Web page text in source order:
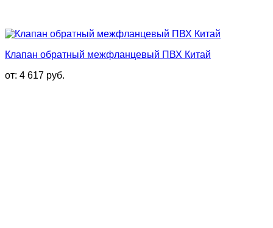
Клапан обратный межфланцевый ПВХ Китай
от: 4 617 руб.